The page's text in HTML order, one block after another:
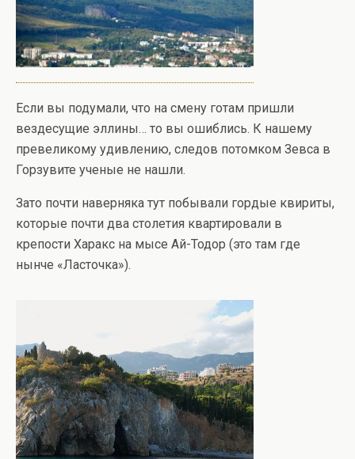
Если вы подумали, что на смену готам пришли
вездесущие эллины… то вы ошиблись. К нашему
превеликому удивлению, следов потомком Зевса в
Горзувите ученые не нашли.
Зато почти наверняка тут побывали гордые квириты,
которые почти два столетия квартировали в
крепости Харакс на мысе Ай-Тодор (это там где
нынче «Ласточка»).